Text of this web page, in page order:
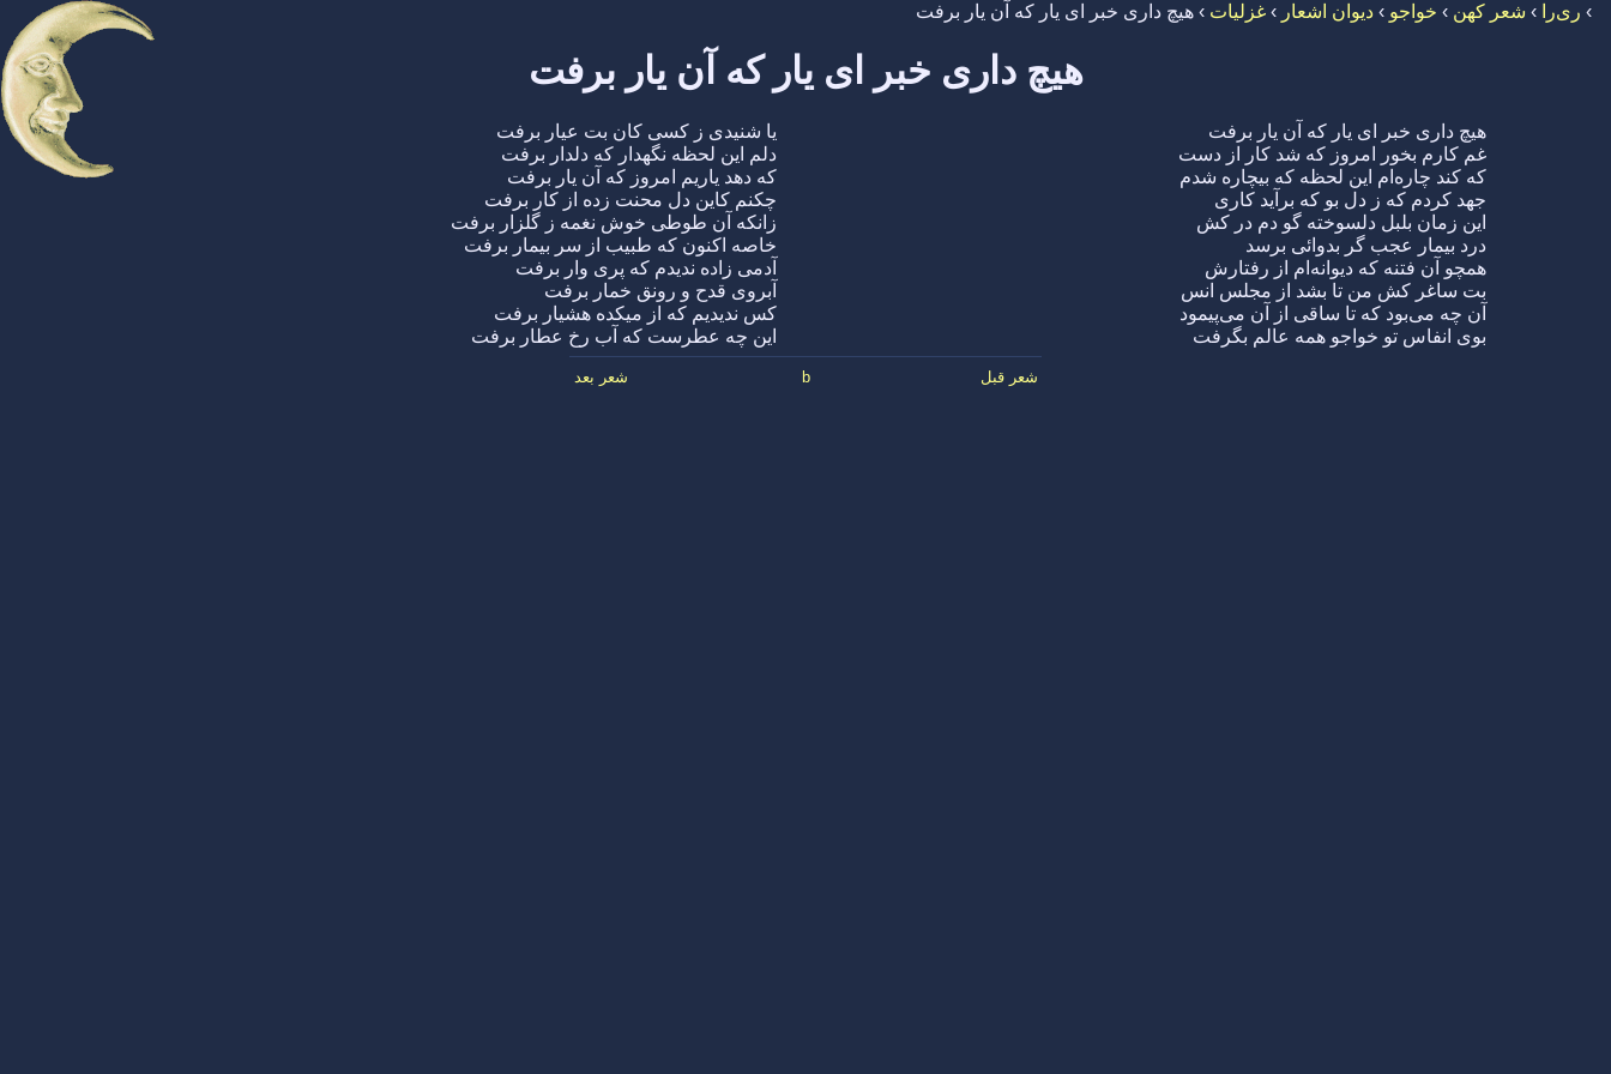
› ری‌را › شعر کهن › خواجو › دیوان اشعار › غزلیات › هیچ داری خبر ای یار که آن یار برفت
هیچ داری خبر ای یار که آن یار برفت
هیچ داری خبر ای یار که آن یار برفت
یا شنیدی ز کسی کان بت عیار برفت
غم کارم بخور امروز که شد کار از دست
دلم این لحظه نگهدار که دلدار برفت
که کند چاره‌ام این لحظه که بیچاره شدم
که دهد یاریم امروز که آن یار برفت
جهد کردم که ز دل بو که برآید کاری
چکنم کاین دل محنت زده از کار برفت
این زمان بلبل دلسوخته گو دم در کش
زانکه آن طوطی خوش نغمه ز گلزار برفت
درد بیمار عجب گر بدوائی برسد
خاصه اکنون که طبیب از سر بیمار برفت
همچو آن فتنه که دیوانه‌ام از رفتارش
آدمی زاده ندیدم که پری وار برفت
بت ساغر کش من تا بشد از مجلس انس
آبروی قدح و رونق خمار برفت
آن چه می‌بود که تا ساقی از آن می‌پیمود
کس ندیدیم که از میکده هشیار برفت
بوی انفاس تو خواجو همه عالم بگرفت
این چه عطرست که آب رخ عطار برفت
شعر قبل b شعر بعد